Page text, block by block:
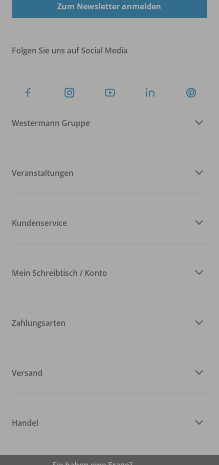
Zum Newsletter anmelden
Folgen Sie uns auf Social Media
Westermann Gruppe
Veranstaltungen
Kundenservice
Mein Schreibtisch / Konto
Zahlungsarten
Versand
Handel